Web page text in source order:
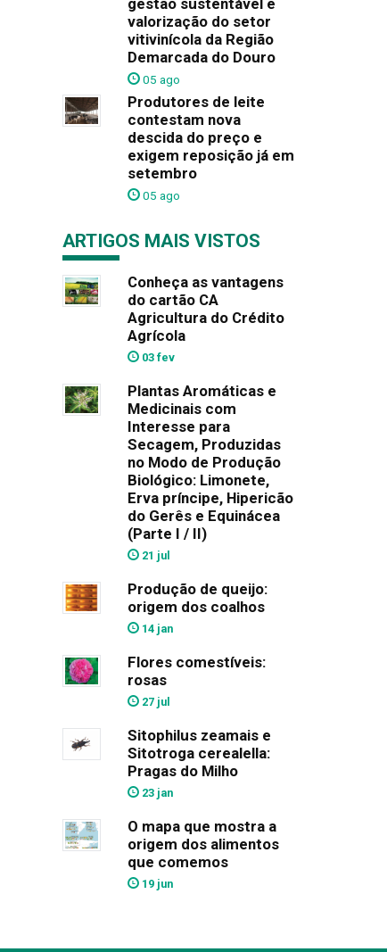
gestão sustentável e
valorização do setor
vitivinícola da Região
Demarcada do Douro
05 ago
Produtores de leite
contestam nova
descida do preço e
exigem reposição já em
setembro
05 ago
ARTIGOS MAIS VISTOS
Conheça as vantagens
do cartão CA
Agricultura do Crédito
Agrícola
03 fev
Plantas Aromáticas e
Medicinais com
Interesse para
Secagem, Produzidas
no Modo de Produção
Biológico: Limonete,
Erva príncipe, Hipericão
do Gerês e Equinácea
(Parte I / II)
21 jul
Produção de queijo:
origem dos coalhos
14 jan
Flores comestíveis:
rosas
27 jul
Sitophilus zeamais e
Sitotroga cerealella:
Pragas do Milho
23 jan
O mapa que mostra a
origem dos alimentos
que comemos
19 jun